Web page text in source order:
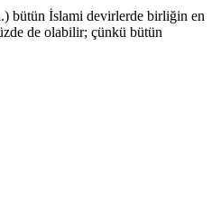
bütün İslami devirlerde birliğin en
de olabilir; çünkü bütün